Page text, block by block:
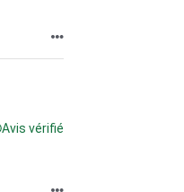
Avis vérifié